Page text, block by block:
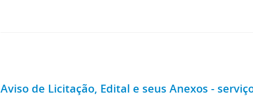
Aviso de Licitação, Edital e seus Anexos -